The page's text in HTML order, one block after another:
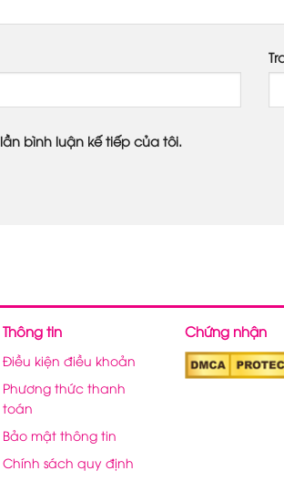
bình luận kế tiếp của tôi.
Thông tin
Điều kiện điều khoản
Phương thức thanh
toán
Bảo mật thông tin
Chính sách quy định
Chứng nhận